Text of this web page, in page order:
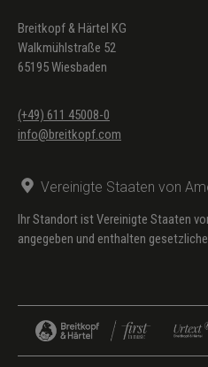
Breitkopf & Härtel KG
Walkmühlstraße 52
65195 Wiesbaden
(+49) 611 45008-0
info@breitkopf.com
Vereinigte Staaten von
Ihr Standort ist Vereinigte Staaten
angegeben und enthalten